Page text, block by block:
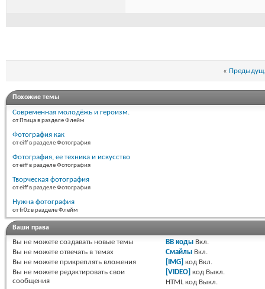
«
Похожие темы
Современная молодёжь и героизм.
от Птица в разделе Флейм
Фотография как
от eiff в разделе Фотография
Фотография, ее техника и искусство
от eiff в разделе Фотография
Творческая фотография
от eiff в разделе Фотография
Нужна фотография
от fr0z в разделе Флейм
Ваши права
Вы не можете создавать новые темы
Вы не можете отвечать в темах
Вы не можете прикреплять вложения
Вы не можете редактировать свои
сообщения
BB коды Вкл.
Смайлы Вкл.
[IMG] код Вкл.
[VIDEO] код Выкл.
HTML код Выкл.